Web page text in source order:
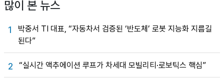
많이 본 뉴스
1
박중서 TI 대표, “자동차서 검증된 ‘반도체’ 로봇 지능화 지름길
된다”
2 “실시간 액추에이션 루프가 차세대 모빌리티·로보틱스 핵심”